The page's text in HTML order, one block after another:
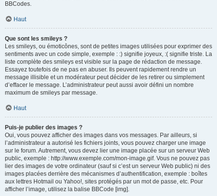
BBCodes.
Haut
Que sont les smileys ?
Les smileys, ou émoticônes, sont de petites images utilisées pour exprimer des
sentiments avec un code simple, exemple : :) signifie joyeux, :( signifie triste. La
liste complète des smileys est visible sur la page de rédaction de message.
Essayez toutefois de ne pas en abuser. Ils peuvent rapidement rendre un
message illisible et un modérateur peut décider de les retirer ou simplement
d’effacer le message. L’administrateur peut aussi avoir défini un nombre
maximum de smileys par message.
Haut
Puis-je publier des images ?
Oui, vous pouvez afficher des images dans vos messages. Par ailleurs, si
l’administrateur a autorisé les fichiers joints, vous pouvez charger une image
sur le forum. Autrement, vous devez lier une image placée sur un serveur Web
public, exemple : http://www.exemple.com/mon-image.gif. Vous ne pouvez pas
lier des images de votre ordinateur (sauf si c’est un serveur Web public) ni des
images placées derrière des mécanismes d’authentification, exemple : boîtes
aux lettres Hotmail ou Yahoo!, sites protégés par un mot de passe, etc. Pour
afficher l’image, utilisez la balise BBCode [img].